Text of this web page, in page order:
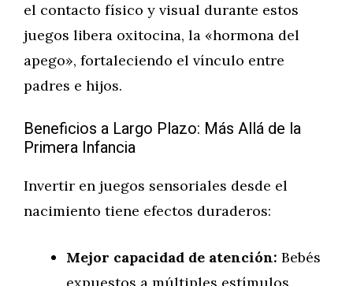
el contacto físico y visual durante estos
juegos libera oxitocina, la «hormona del
apego», fortaleciendo el vínculo entre
padres e hijos.
Beneficios a Largo Plazo: Más Allá de la
Primera Infancia
Invertir en juegos sensoriales desde el
nacimiento tiene efectos duraderos:
Mejor capacidad de atención: Bebés